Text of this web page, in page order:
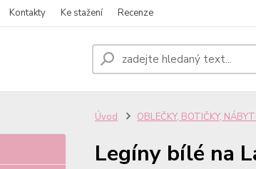
Kontakty Ke stažení Recenze
Úvod OBLEČKY, BOTIČKY,
Legíny bílé na